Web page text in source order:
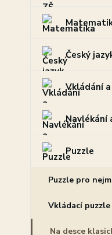
Český
Vkládání
Navlékání
Puzzle
Puzzle pro
Vkládací puzzle
Na desce